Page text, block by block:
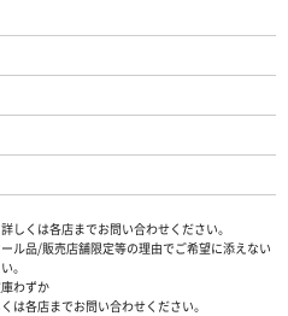
くは各店までお問い合わせください。
ル品/販売店舗限定等の理由でご希望に添えない
。
わずか
は各店までお問い合わせください。